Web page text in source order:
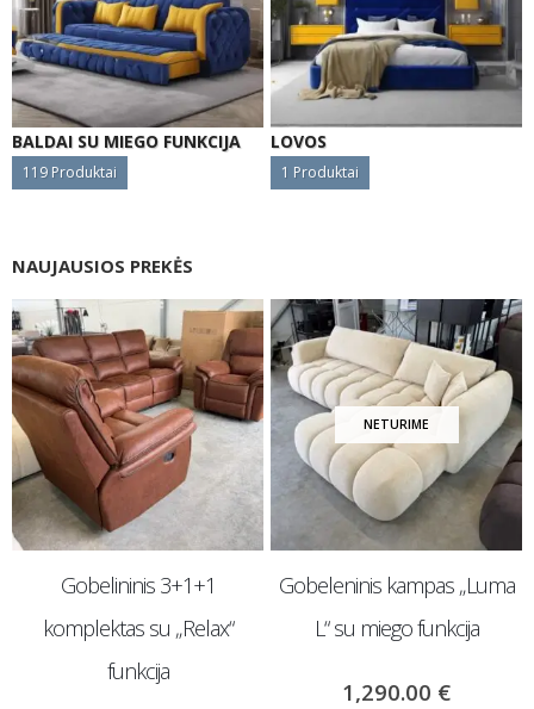
BALDAI SU MIEGO FUNKCIJA
119 Produktai
LOVOS
1 Produktai
NAUJAUSIOS PREKĖS
Gobelininis 3+1+1
komplektas su „Relax“
funkcija
NETURIME
Gobeleninis kampas „Luma
L“ su miego funkcija
1,290.00 €